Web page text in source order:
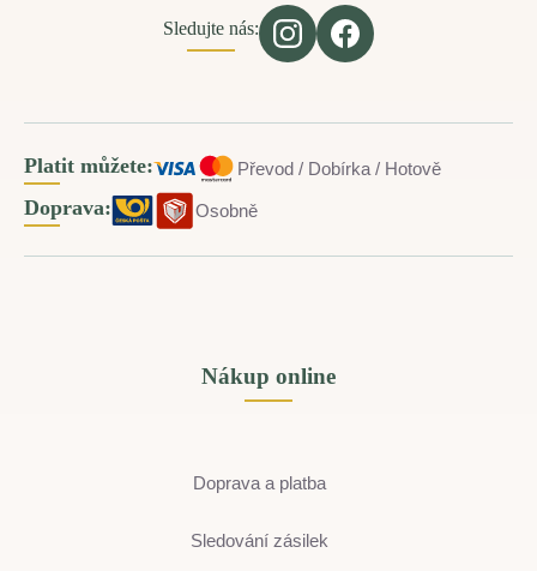
Sledujte nás:
Platit můžete: Převod / Dobírka / Hotově
Doprava: Osobně
Nákup online
Doprava a platba
Sledování zásilek